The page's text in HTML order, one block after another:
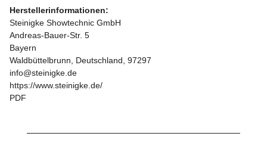
Herstellerinformationen:
Steinigke Showtechnic GmbH
Andreas-Bauer-Str. 5
Bayern
Waldbüttelbrunn, Deutschland, 97297
info@steinigke.de
https://www.steinigke.de/
PDF